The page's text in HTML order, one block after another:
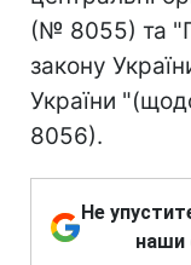
(№ 8055) та
закону
України
8056).
Не
наши